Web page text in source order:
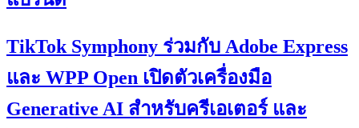
TikTok Symphony ร่วมกับ Adobe Express
และ WPP Open เปิดตัวเครื่องมือ
Generative AI สำหรับครีเอเตอร์ และ